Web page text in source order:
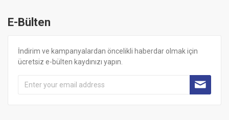
E-Bülten
İndirim ve kampanyalardan öncelikli haberdar olmak için
ücretsiz e-bülten kaydınızı yapın.